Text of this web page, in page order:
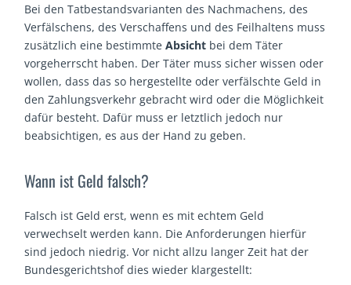
Bei den Tatbestandsvarianten des Nachmachens, des
Verfälschens, des Verschaffens und des Feilhaltens muss
zusätzlich eine bestimmteAbsicht bei dem Täter
vorgeherrscht haben. Der Täter muss sicher wissen oder
wollen, dass das so hergestellte oder verfälschte Geld in
den Zahlungsverkehr gebracht wird oder die Möglichkeit
dafür besteht. Dafür muss er letztlich jedoch nur
beabsichtigen, es aus der Hand zu geben.
Wann ist Geld falsch?
Falsch ist Geld erst, wenn es mit echtem Geld
verwechselt werden kann. Die Anforderungen hierfür
sind jedoch niedrig. Vor nicht allzu langer Zeit hat der
Bundesgerichtshof dies wieder klargestellt: